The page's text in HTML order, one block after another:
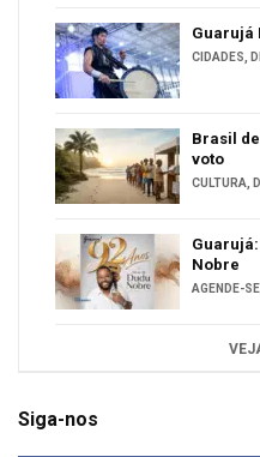
Guarujá
CIDADES,
Brasil
voto
CULTURA,
Nobre
AGENDE-SE
Siga-nos